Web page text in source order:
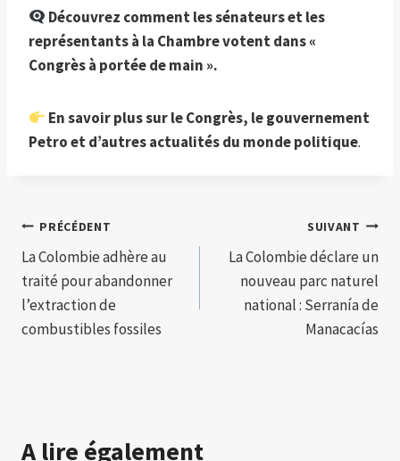
Découvrez comment les sénateurs et les
représentants à la Chambre votent dans «
Congrès à portée de main ».
En savoir plus sur le Congrès, le gouvernement
Petro et d’autres actualités du monde politique.
Navigation
de
l’article
PRÉCÉDENT
La Colombie adhère au
traité pour abandonner
l’extraction de
combustibles fossiles
SUIVANT
La Colombie déclare un
nouveau parc naturel
national : Serranía de
Manacacías
A lire également